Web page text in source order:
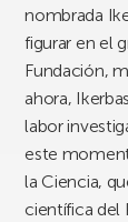
nombrada
figurar en el
Fundación,
ahora,
labor
este
la Ciencia,
científica del